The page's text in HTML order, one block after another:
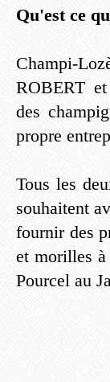
Qu'est ce
Champi-
ROBERT
des
propre
Tous les
souhaitent
fournir des
et morilles
Pourcel au